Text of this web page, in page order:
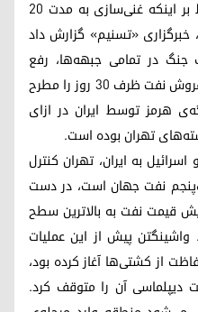
کشوری ثالث ارسال کند، مشروط بر اینکه غنی‌سازی به مدت ۲۰
«تسنیم» گزارش داد
در تمامی جبهه‌ها، رفع
محاصره‌ی بنادر و لغو تحریم‌های فروش نفت ظرف ۳۰ روز را مطرح
هرمز توسط ایران در ازای
تهران بوده است.
به ایران، تهران کنترل
نفت جهان است، در دست
قیمت نفت به بالاترین سطح
شده است. واشینگتن پیش از این عملیات
از کشتی‌ها آغاز کرده بود،
دیپلماسی آن را متوقف کرد.